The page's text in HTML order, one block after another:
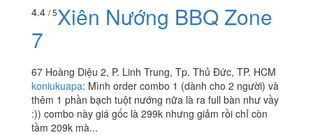
4.4 / 5Xiên Nướng BBQ Zone
7
67 Hoàng Diệu 2, P. Linh Trung, Tp. Thủ Đức, TP. HCM
koniukuapa: Mình order combo 1 (dành cho 2 người) và
thêm 1 phần bạch tuột nướng nữa là ra full bàn như vầy
:)) combo này giá gốc là 299k nhưng giảm rồi chỉ còn
tầm 209k mà...